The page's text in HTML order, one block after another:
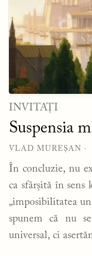
INVITAȚI
Suspensia
VLAD MUREȘAN
În concluzie, nu
ca sfârșită în sens
„imposibilitatea
spunem că nu
universal, ci